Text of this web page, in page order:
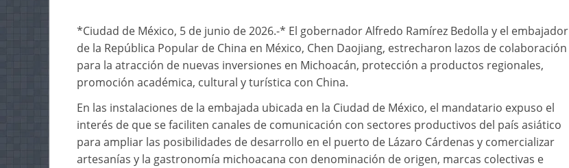
*Ciudad de México, 5 de junio de 2026.-* El gobernador Alfredo Ramírez Bedolla y el embajador
de la República Popular de China en México, Chen Daojiang, estrecharon lazos de colaboración
para la atracción de nuevas inversiones en Michoacán, protección a productos regionales,
promoción académica, cultural y turística con China.
En las instalaciones de la embajada ubicada en la Ciudad de México, el mandatario expuso el
interés de que se faciliten canales de comunicación con sectores productivos del país asiático
para ampliar las posibilidades de desarrollo en el puerto de Lázaro Cárdenas y comercializar
artesanías y la gastronomía michoacana con denominación de origen, marcas colectivas e